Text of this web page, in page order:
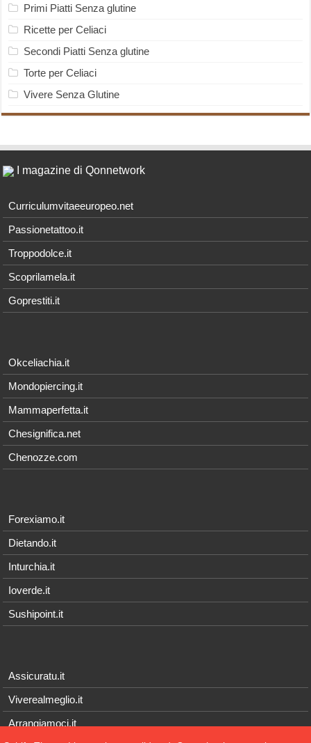
Primi Piatti Senza glutine
Ricette per Celiaci
Secondi Piatti Senza glutine
Torte per Celiaci
Vivere Senza Glutine
I magazine di Qonnetwork
Curriculumvitaeeuropeo.net
Passionetattoo.it
Troppodolce.it
Scoprilamela.it
Goprestiti.it
Okceliachia.it
Mondopiercing.it
Mammaperfetta.it
Chesignifica.net
Chenozze.com
Forexiamo.it
Dietando.it
Inturchia.it
Ioverde.it
Sushipoint.it
Assicuratu.it
Viverealmeglio.it
Arrangiamoci.it